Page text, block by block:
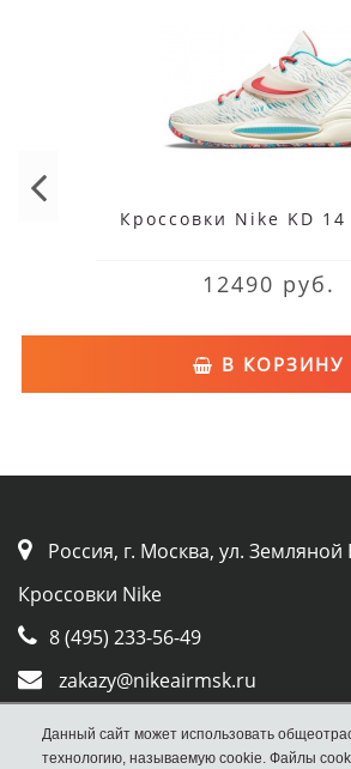
Кроссовки Nike KD
12490 руб.
В КОРЗИНУ
Россия, г. Москва, ул. Земляной
Кроссовки Nike
8 (495) 233-56-49
zakazy@nikeairmsk.ru
Whatsapp
Данный сайт может использовать
технологию, называемую cookie. Файлы